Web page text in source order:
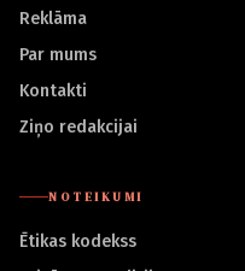
Reklāma
Par mums
Kontakti
Ziņo redakcijai
NOTEIKUMI
Ētikas kodekss